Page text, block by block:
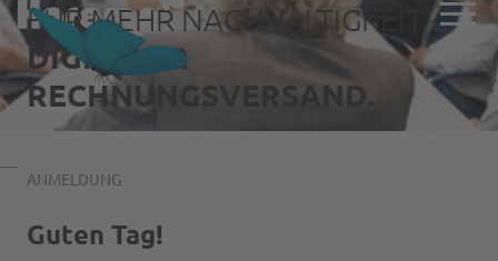
Historie
Übersicht
FÜR MEHR NACHHALTIGKEIT.
DIGITALER
RECHNUNGSVERSAND.
ANMELDUNG
Guten Tag!